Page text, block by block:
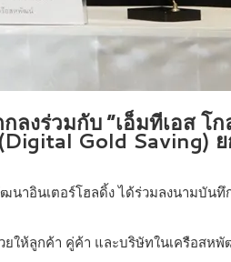
งร่วมกับ “เอ็มทีเอส โ
Gold Saving)
าอินเตอร์โฮลดิ้ง ได้ร่วมลงนามบัน
ห้ลูกค้า คู่ค้า และบริษัทในเครือสหพั